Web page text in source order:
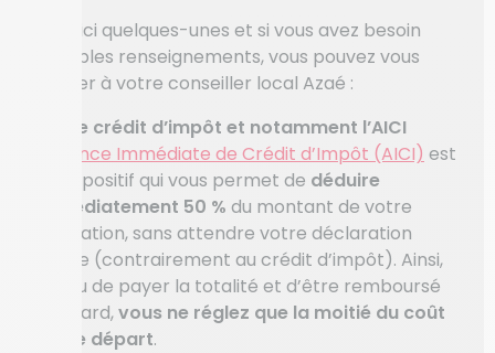
En voici quelques-unes et si vous avez besoin
d’amples renseignements, vous pouvez vous
référer à votre conseiller local Azaé :
Le crédit d’impôt et notamment l’AICI
Avance Immédiate de Crédit d’Impôt (AICI) est
un dispositif qui vous permet de déduire
immédiatement 50 % du montant de votre
prestation, sans attendre votre déclaration
fiscale (contrairement au crédit d’impôt). Ainsi,
au lieu de payer la totalité et d’être remboursé
plus tard,vous ne réglez que la moitié du coût
dès le départ.